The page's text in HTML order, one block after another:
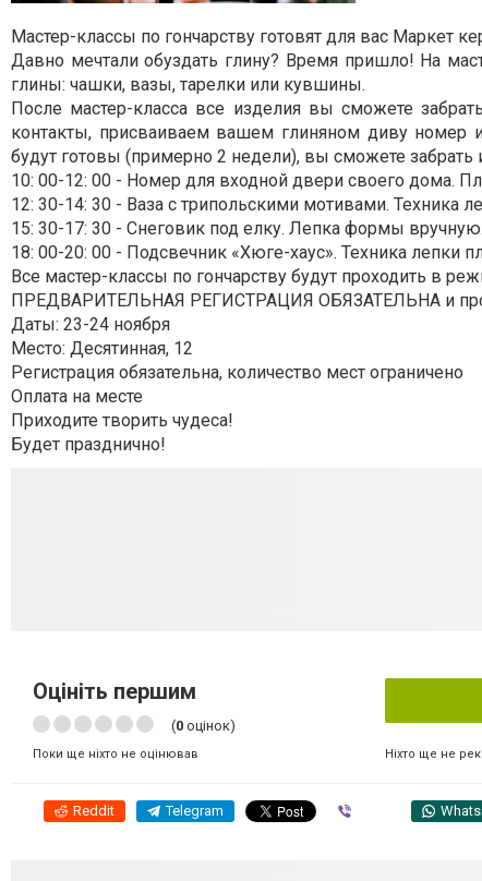
Мастер-классы по гончарству готовят для вас Маркет
Давно мечтали обуздать глину? Время пришло! На
глины: чашки, вазы, тарелки или кувшины.
После мастер-класса все изделия вы сможете
контакты, присваиваем вашем глиняном диву номер
будут готовы (примерно 2 недели), вы сможете забрать
10: 00-12: 00 - Номер для входной двери своего дома.
12: 30-14: 30 - Ваза с трипольскими мотивами. Техника
15: 30-17: 30 - Снеговик под елку. Лепка формы
18: 00-20: 00 - Подсвечник «Хюге-хаус». Техника лепки
Все мастер-классы по гончарству будут проходить в
ПРЕДВАРИТЕЛЬНАЯ РЕГИСТРАЦИЯ ОБЯЗАТЕЛЬНА и
Даты: 23-24 ноября
Место: Десятинная, 12
Регистрация обязательна, количество мест ограничено
Оплата на месте
Приходите творить чудеса!
Будет празднично!
Оцініть першим
(0 оцінок)
Поки ще ніхто не оцінював Ніхто ще не
Reddit Telegram